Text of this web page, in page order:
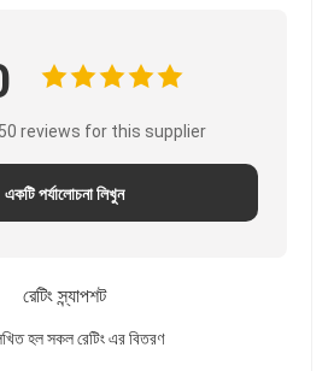
reviews for this supplier
একটি পর্যালোচনা লিখুন
রেটিং স্ন্যাপশট
হল সকল রেটিং এর বিতরণ